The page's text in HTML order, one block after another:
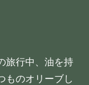
旅行中、油を持
ものオリーブし